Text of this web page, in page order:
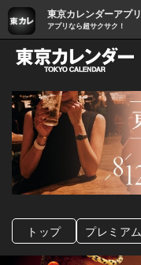
東京カレンダーアプリ
アプリなら超サクサク！
トップ プレミアム